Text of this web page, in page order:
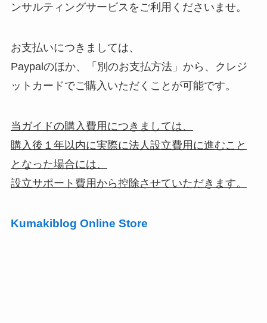
ンサルティングサービスをご利用くださいませ。
お支払いにつきましては、
Paypalのほか、「別のお支払方法」から、クレジ
ットカードでご購入いただくことが可能です。
当ガイドの購入費用につきましては、
購入後１年以内に実際に法人設立費用に進むこと
となった場合には、
設立サポート費用から控除させていただきます。
Kumakiblog Online Store